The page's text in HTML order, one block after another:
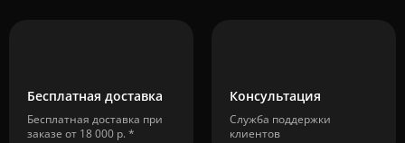
Бесплатная доставка
Бесплатная доставка при
заказе от 18 000 р. *
Консультация
Служба поддержки
клиентов